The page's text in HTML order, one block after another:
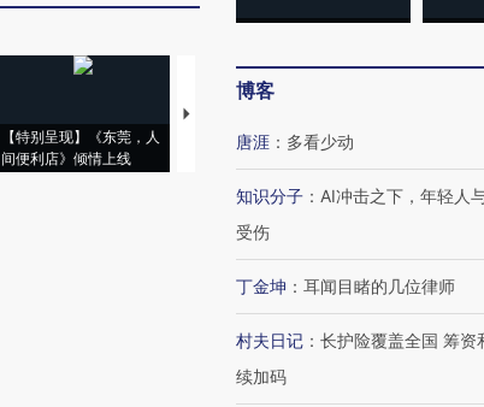
【特别呈现】《东莞，人
间便利店》倾情上线
【推广】走进第四届链博
会，让数智科技“链”接产
博客
唐涯 ： 多看少动
知识分子 ： AI冲击之下，年轻人
受伤
丁金坤 ： 耳闻目睹的几位律师
村夫日记 ： 长护险覆盖全国 筹资
续加码